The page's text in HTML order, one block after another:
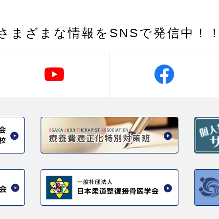
まざまな情報を SNSで発信中！